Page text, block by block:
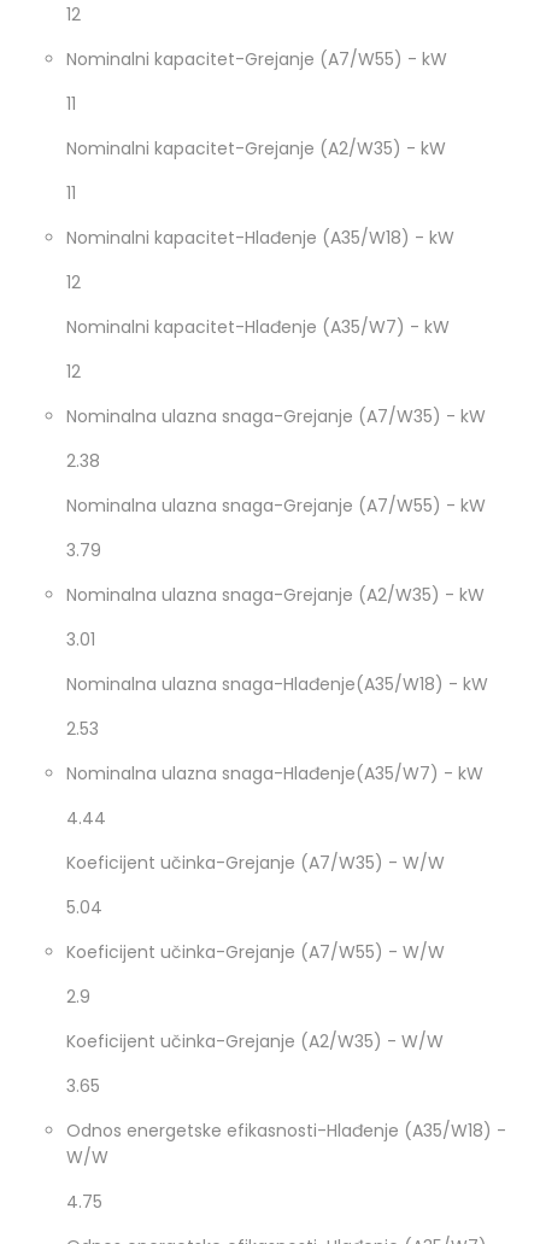
12
Nominalni kapacitet-Grejanje (A7/W55) - kW
11
Nominalni kapacitet-Grejanje (A2/W35) - kW
11
Nominalni kapacitet-Hlađenje (A35/W18) - kW
12
Nominalni kapacitet-Hlađenje (A35/W7) - kW
12
Nominalna ulazna snaga-Grejanje (A7/W35) - kW
2.38
Nominalna ulazna snaga-Grejanje (A7/W55) - kW
3.79
Nominalna ulazna snaga-Grejanje (A2/W35) - kW
3.01
Nominalna ulazna snaga-Hlađenje(A35/W18) - kW
2.53
Nominalna ulazna snaga-Hlađenje(A35/W7) - kW
4.44
Koeficijent učinka-Grejanje (A7/W35) - W/W
5.04
Koeficijent učinka-Grejanje (A7/W55) - W/W
2.9
Koeficijent učinka-Grejanje (A2/W35) - W/W
3.65
Odnos energetske efikasnosti-Hlađenje (A35/W18) -
W/W
4.75